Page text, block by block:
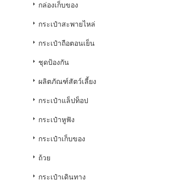
กล่องเก็บของ
กระเป๋าสะพายไหล่
กระเป๋าถือตอนเย็น
ชุดป้องกัน
ผลิตภัณฑ์สัตว์เลี้ยง
กระเป๋าแล็ปท็อป
กระเป๋าหูฟัง
กระเป๋าเก็บของ
ถ้วย
กระเป๋าเดินทาง